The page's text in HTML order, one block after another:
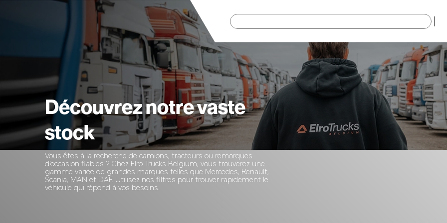
Découvrez notre vaste
stock
Vous êtes à la recherche de camions, tracteurs ou remorques
d'occasion fiables ? Chez Elro Trucks Belgium, vous trouverez une
gamme variée de grandes marques telles que Mercedes, Renault,
Scania, MAN et DAF. Utilisez nos filtres pour trouver rapidement le
véhicule qui répond à vos besoins.